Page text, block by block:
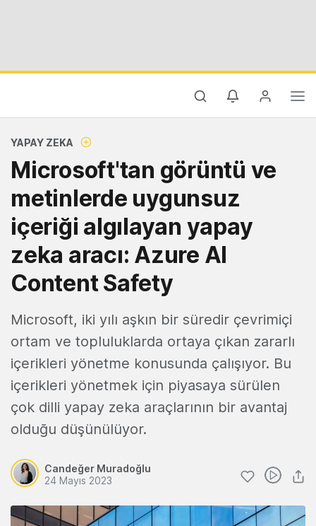
YAPAY ZEKA
Microsoft'tan görüntü ve
metinlerde uygunsuz
içeriği algılayan yapay
zeka aracı: Azure AI
Content Safety
Microsoft, iki yılı aşkın bir süredir çevrimiçi
ortam ve topluluklarda ortaya çıkan zararlı
içerikleri yönetme konusunda çalışıyor. Bu
içerikleri yönetmek için piyasaya sürülen
çok dilli yapay zeka araçlarının bir avantaj
olduğu düşünülüyor.
Candeğer Muradoğlu
24 Mayıs 2023